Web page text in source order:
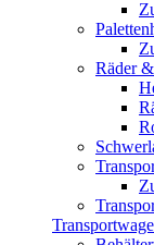
Räder